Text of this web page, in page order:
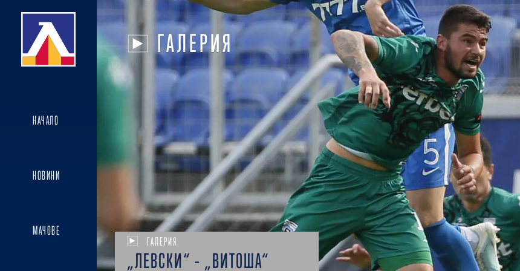
НАЧАЛО
НОВИНИ
МАЧОВЕ
ГАЛЕРИЯ
ГАЛЕРИЯ
„ЛЕВСКИ“ – „ВИТОША“